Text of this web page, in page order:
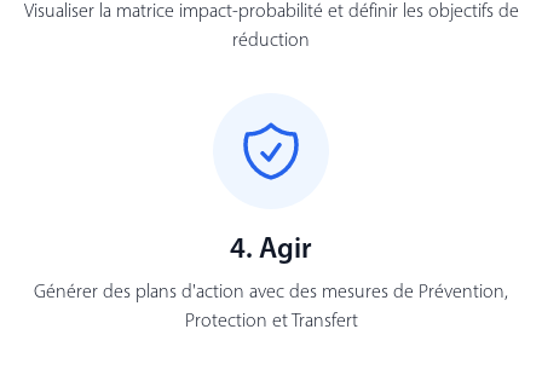
Visualiser la matrice impact-probabilité et définir les objectifs de
réduction
4. Agir
Générer des plans d'action avec des mesures de Prévention,
Protection et Transfert